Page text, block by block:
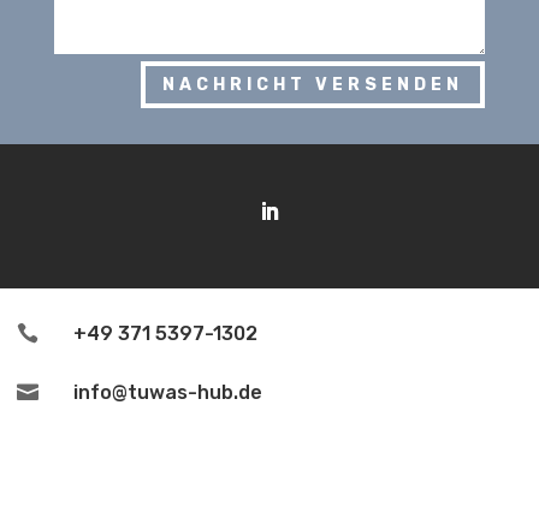
NACHRICHT VERSENDEN
 +49 371 5397-1302
 info@tuwas-hub.de